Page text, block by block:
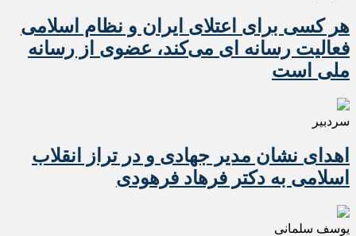
هر کسی برای اعتلای ایران و نظام اسلامی
فعالیت رسانه ای می‌کند، عضوی از رسانه
ملی است
سردبیر
اهدای نشان مدیر جهادی و در تراز انقلاب
اسلامی به دکتر فرهاد فرهودی
یوسف سلمانی